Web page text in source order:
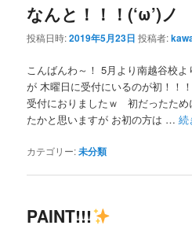
なんと！！！(‘ω’)ノ
投稿日時:2019年5月23日 投稿者:
こんばんわ～！ 5月より南越谷校
が 木曜日に受付にいるのが初！！
受付におりましたｗ 初だったため
たかと思いますが お初の方は …続
カテゴリー:未分類
PAINT!!!